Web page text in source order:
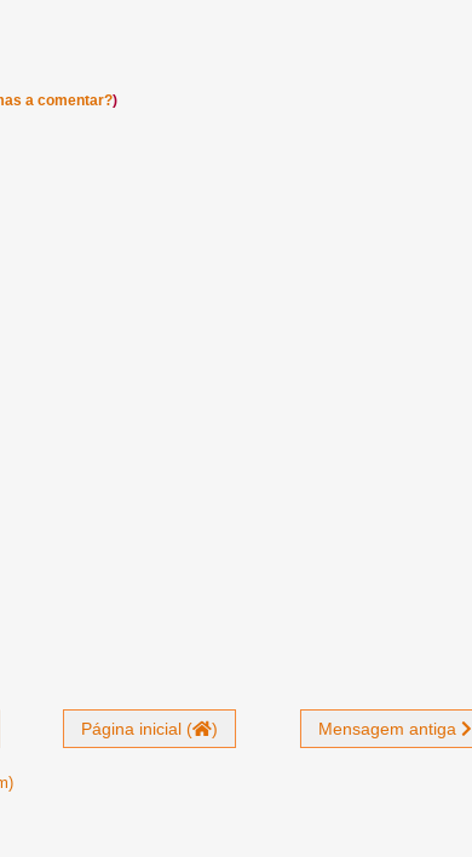
a comentar?)
Mensagem antiga
Página inicial ( )